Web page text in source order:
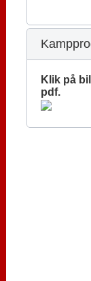
Klik på
pdf.